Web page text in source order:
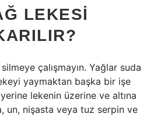
LEKESI
çalışmayın. Yağlar suda
yaymaktan başka bir işe
lekenin üzerine ve altına
un, nişasta veya tuz serpin ve